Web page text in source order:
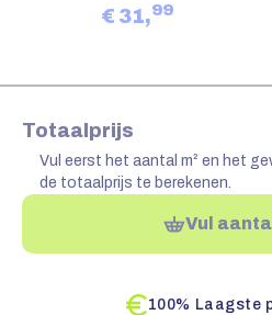
€ 31,99
Totaalprijs
Vul eerst het aantal m² en het
de totaalprijs te berekenen.
Vul
100% Laagste